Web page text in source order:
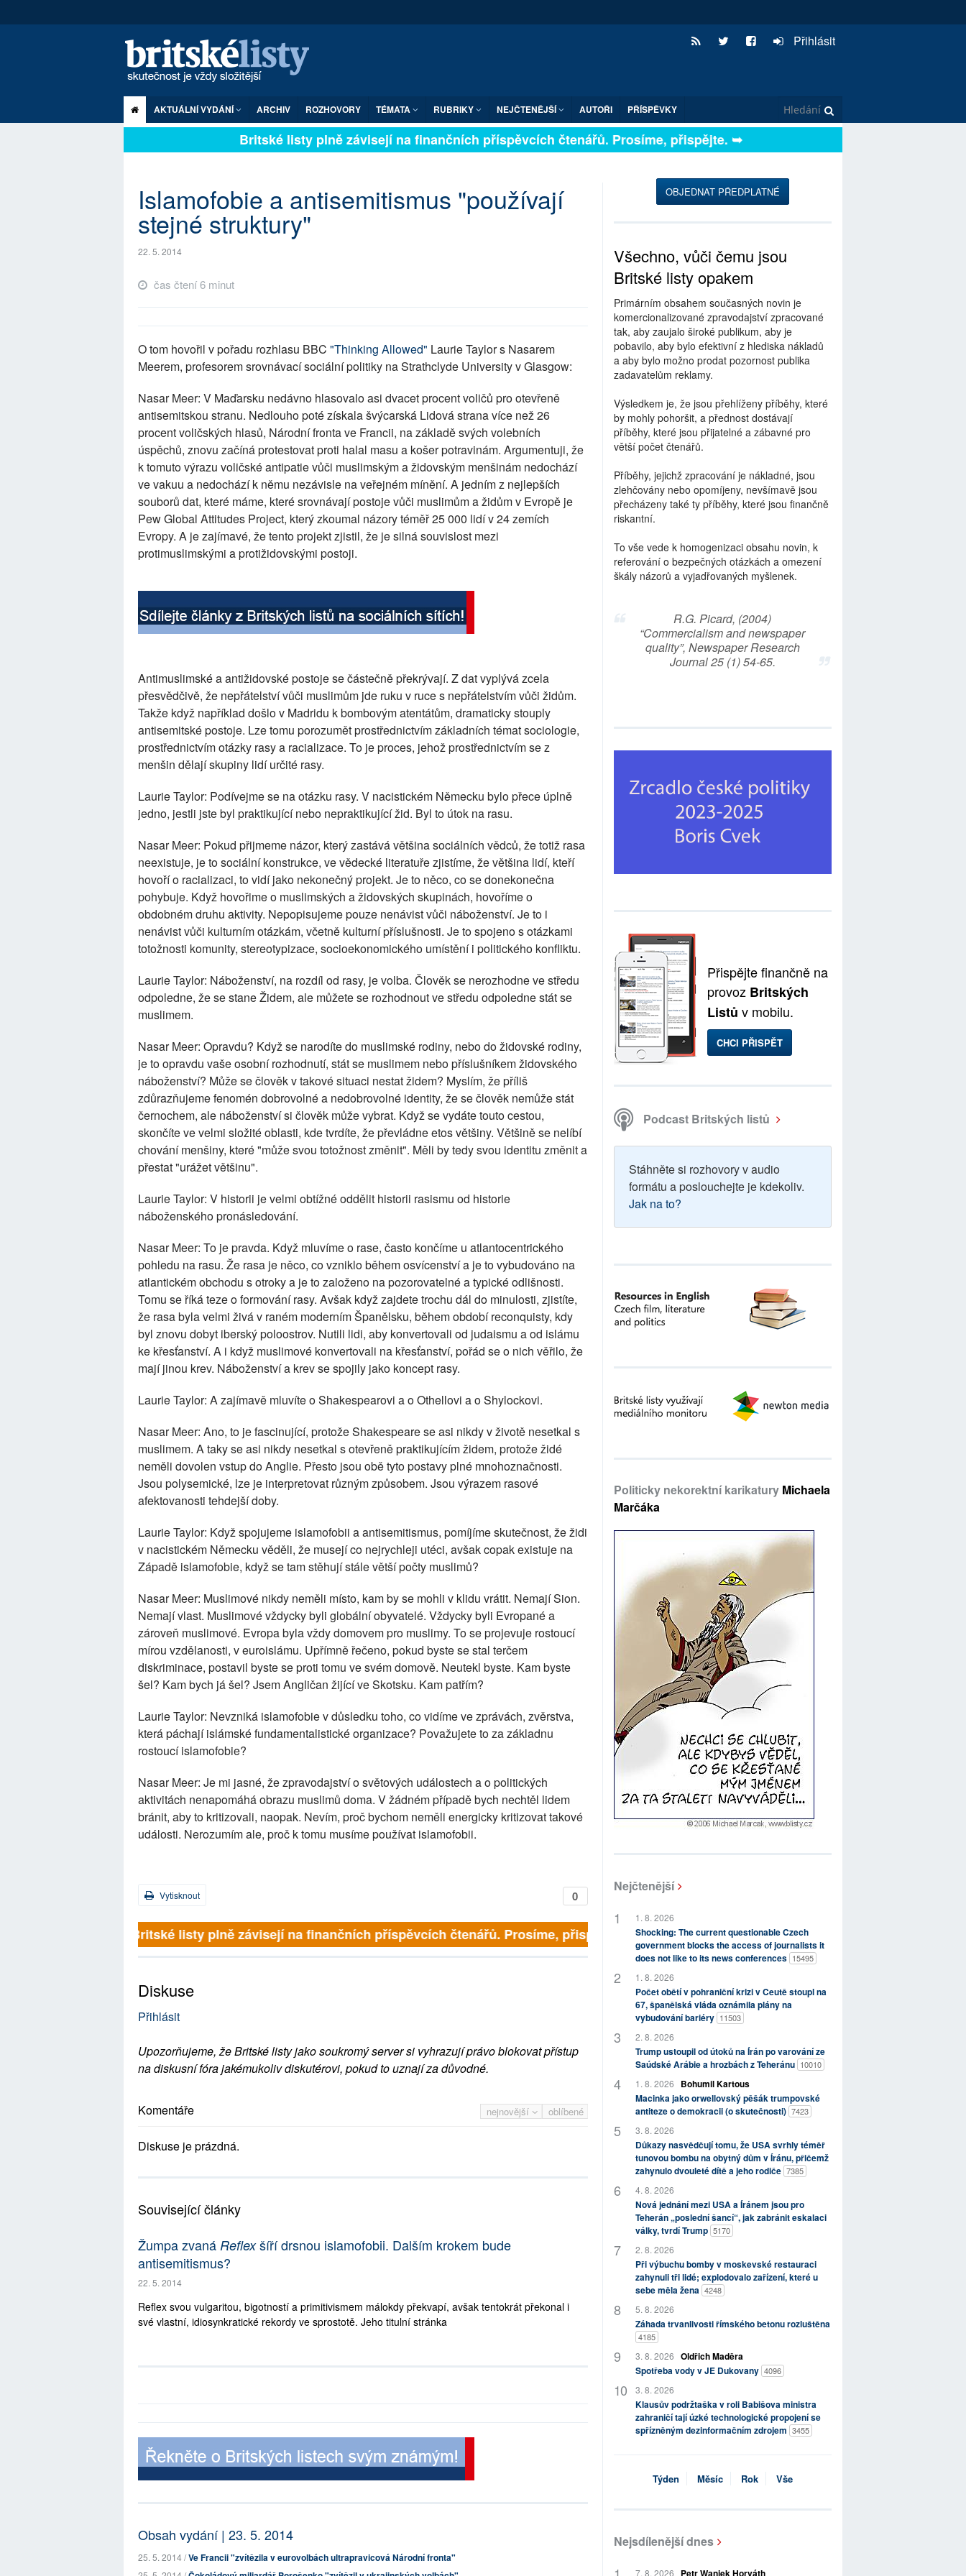
Přihlásit
AKTUÁLNÍ VYDÁNÍ ARCHIV ROZHOVORY TÉMATA RUBRIKY NEJČTENĚJŠÍ AUTOŘI PŘÍSPĚVKY
Britské listy plně závisejí na finančních příspěvcích čtenářů. Prosíme, přispějte. ➥
Islamofobie a antisemitismus "používají
stejné struktury"
22. 5. 2014
čas čtení 6 minut
O tom hovořil v pořadu rozhlasu BBC "Thinking Allowed" Laurie Taylor s Nasarem
Meerem, profesorem srovnávací sociální politiky na Strathclyde University v Glasgow:
Nasar Meer: V Maďarsku nedávno hlasovalo asi dvacet procent voličů pro otevřeně
antisemitskou stranu. Nedlouho poté získala švýcarská Lidová strana více než 26
procent voličských hlasů, Národní fronta ve Francii, na základě svých volebních
úspěchů, znovu začíná protestovat proti halal masu a košer potravinám. Argumentuji, že
k tomuto výrazu voličské antipatie vůči muslimským a židovským menšinám nedochází
ve vakuu a nedochází k němu nezávisle na veřejném mínění. A jedním z nejlepších
souborů dat, které máme, které srovnávají postoje vůči muslimům a židům v Evropě je
Pew Global Attitudes Project, který zkoumal názory téměř 25 000 lidí v 24 zemích
Evropy. A je zajímavé, že tento projekt zjistil, že je silná souvislost mezi
protimuslimskými a protižidovskými postoji.
Antimuslimské a antižidovské postoje se částečně překrývají. Z dat vyplývá zcela
přesvědčivě, že nepřátelství vůči muslimům jde ruku v ruce s nepřátelstvím vůči židům.
Takže když například došlo v Madridu k bombovým atentátům, dramaticky stouply
antisemitské postoje. Lze tomu porozumět prostřednictvím základních témat sociologie,
prostřednictvím otázky rasy a racializace. To je proces, jehož prostřednictvím se z
menšin dělají skupiny lidí určité rasy.
Laurie Taylor: Podívejme se na otázku rasy. V nacistickém Německu bylo přece úplně
jedno, jestli jste byl praktikující nebo nepraktikující žid. Byl to útok na rasu.
Nasar Meer: Pokud přijmeme názor, který zastává většina sociálních vědců, že totiž rasa
neexistuje, je to sociální konstrukce, ve vědecké literatuře zjistíme, že většina lidí, kteří
hovoří o racializaci, to vidí jako nekonečný projekt. Je to něco, co se donekonečna
pohybuje. Když hovořime o muslimských a židovských skupinách, hovoříme o
obdobném druhu aktivity. Nepopisujeme pouze nenávist vůči náboženství. Je to i
nenávist vůči kulturním otázkám, včetně kulturní příslušnosti. Je to spojeno s otázkami
totožnosti komunity, stereotypizace, socioekonomického umístění i politického konfliktu.
Laurie Taylor: Náboženství, na rozdíl od rasy, je volba. Člověk se nerozhodne ve středu
odpoledne, že se stane Židem, ale můžete se rozhodnout ve středu odpoledne stát se
muslimem.
Nasar Meer: Opravdu? Když se narodíte do muslimské rodiny, nebo do židovské rodiny,
je to opravdu vaše osobní rozhodnutí, stát se muslimem nebo příslušníkem židovského
náboženství? Může se člověk v takové situaci nestat židem? Myslím, že příliš
zdůrazňujeme fenomén dobrovolné a nedobrovolné identity, že se člověk nemůže stát
černochem, ale náboženství si člověk může vybrat. Když se vydáte touto cestou,
skončíte ve velmi složité oblasti, kde tvrdíte, že převládne etos většiny. Většině se nelíbí
chování menšiny, které "může svou totožnost změnit". Měli by tedy svou identitu změnit a
přestat "urážet většinu".
Laurie Taylor: V historii je velmi obtížné oddělit historii rasismu od historie
náboženského pronásledování.
Nasar Meer: To je pravda. Když mluvíme o rase, často končíme u atlantocentrického
pohledu na rasu. Že rasa je něco, co vzniklo během osvícenství a je to vybudováno na
atlantickém obchodu s otroky a je to založeno na pozorovatelné a typické odlišnosti.
Tomu se říká teze o formování rasy. Avšak když zajdete trochu dál do minulosti, zjistíte,
že rasa byla velmi živá v raném moderním Španělsku, během období reconquisty, kdy
byl znovu dobyt iberský poloostrov. Nutili lidi, aby konvertovali od judaismu a od islámu
ke křesťanství. A i když muslimové konvertovali na křesťanství, pořád se o nich věřilo, že
mají jinou krev. Náboženství a krev se spojily jako koncept rasy.
Laurie Taylor: A zajímavě mluvíte o Shakespearovi a o Othellovi a o Shylockovi.
Nasar Meer: Ano, to je fascinující, protože Shakespeare se asi nikdy v životě nesetkal s
muslimem. A taky se asi nikdy nesetkal s otevřeně praktikujícím židem, protože židé
neměli dovolen vstup do Anglie. Přesto jsou obě tyto postavy plné mnohoznačnosti.
Jsou polysemické, lze je interpretovat různým způsobem. Jsou výrazem rasové
afektovanosti tehdejší doby.
Laurie Taylor: Když spojujeme islamofobii a antisemitismus, pomíjíme skutečnost, že židi
v nacistickém Německu věděli, že musejí co nejrychleji utéci, avšak copak existuje na
Západě islamofobie, když se tam stěhují stále větší počty muslimů?
Nasar Meer: Muslimové nikdy neměli místo, kam by se mohli v klidu vrátit. Nemají Sion.
Nemají vlast. Muslimové vždycky byli globální obyvatelé. Vždycky byli Evropané a
zároveň muslimové. Evropa byla vždy domovem pro muslimy. To se projevuje rostoucí
mírou vzdělanosti, v euroislámu. Upřímně řečeno, pokud byste se stal terčem
diskriminace, postavil byste se proti tomu ve svém domově. Neutekl byste. Kam byste
šel? Kam bych já šel? Jsem Angličan žijící ve Skotsku. Kam patřím?
Laurie Taylor: Nevzniká islamofobie v důsledku toho, co vidíme ve zprávách, zvěrstva,
která páchají islámské fundamentalistické organizace? Považujete to za základnu
rostoucí islamofobie?
Nasar Meer: Je mi jasné, že zpravodajství o světových událostech a o politických
aktivitách nenapomáhá obrazu muslimů doma. V žádném případě bych nechtěl lidem
bránit, aby to kritizovali, naopak. Nevím, proč bychom neměli energicky kritizovat takové
události. Nerozumím ale, proč k tomu musíme používat islamofobii.
0
Vytisknout
Britské listy plně závisejí na finančních příspěvcích čtenářů. Prosíme, přispějte. ➥
Diskuse
Přihlásit
Upozorňujeme, že Britské listy jako soukromý server si vyhrazují právo blokovat přístup
na diskusní fóra jakémukoliv diskutérovi, pokud to uznají za důvodné.
nejnovější oblíbené
Komentáře
Diskuse je prázdná.
Související články
Žumpa zvaná Reflexšíří drsnou islamofobii. Dalším krokem bude
antisemitismus?
22. 5. 2014
Reflex svou vulgaritou, bigotností a primitivismem málokdy překvapí, avšak tentokrát překonal i
své vlastní, idiosynkratické rekordy ve sprostotě. Jeho titulní stránka
Obsah vydání | 23. 5. 2014
25. 5. 2014 /Ve Francii "zvítězila v eurovolbách ultrapravicová Národní fronta"
OBJEDNAT PŘEDPLATNÉ
Všechno, vůči čemu jsou
Britské listy opakem
Primárním obsahem současných novin je
komercionalizované zpravodajství zpracované
tak, aby zaujalo široké publikum, aby je
pobavilo, aby bylo efektivní z hlediska nákladů
a aby bylo možno prodat pozornost publika
zadavatelům reklamy.
Výsledkem je, že jsou přehlíženy příběhy, které
by mohly pohoršit, a přednost dostávají
příběhy, které jsou přijatelné a zábavné pro
větší počet čtenářů.
Příběhy, jejichž zpracování je nákladné, jsou
zlehčovány nebo opomíjeny, nevšímavě jsou
přecházeny také ty příběhy, které jsou finančně
riskantní.
To vše vede k homogenizaci obsahu novin, k
referování o bezpečných otázkách a omezení
škály názorů a vyjadřovaných myšlenek.
R.G. Picard, (2004)
“Commercialism and newspaper
quality”, Newspaper Research
Journal 25 (1) 54-65.
Přispějte finančně na
provoz Britských
Listů v mobilu.
CHCI PŘISPĚT
Podcast Britských listů
Stáhněte si rozhovory v audio
formátu a poslouchejte je kdekoliv.
Jak na to?
Politicky nekorektní karikatury Michaela
Marčáka
Nejčtenější
1. 8. 2026
Shocking: The current questionable Czech
government blocks the access of journalists it
does not like to its news conferences 15495
1. 8. 2026
Počet obětí v pohraniční krizi v Ceutě stoupl na
67, španělská vláda oznámila plány na
vybudování bariéry 11503
2. 8. 2026
Trump ustoupil od útoků na Írán po varování ze
Saúdské Arábie a hrozbách z Teheránu 10010
1. 8. 2026
Bohumil Kartous
Macinka jako orwellovský pěšák trumpovské
antiteze o demokracii (o skutečnosti) 7423
3. 8. 2026
Důkazy nasvědčují tomu, že USA svrhly téměř
tunovou bombu na obytný dům v Íránu, přičemž
zahynulo dvouleté dítě a jeho rodiče 7385
4. 8. 2026
Nová jednání mezi USA a Íránem jsou pro
Teherán „poslední šancí“, jak zabránit eskalaci
války, tvrdí Trump 5170
2. 8. 2026
Při výbuchu bomby v moskevské restauraci
zahynuli tři lidé; explodovalo zařízení, které u
sebe měla žena 4248
5. 8. 2026
Záhada trvanlivosti římského betonu rozluštěna
4185
3. 8. 2026 Oldřich Maděra
Spotřeba vody v JE Dukovany 4096
3. 8. 2026
Klausův podržtaška v roli Babišova ministra
zahraničí tají úzké technologické propojení se
spřízněným dezinformačním zdrojem 3455
Týden Měsíc Rok Vše
Nejsdílenější dnes
7. 8. 2026 Petr Waniek Horváth